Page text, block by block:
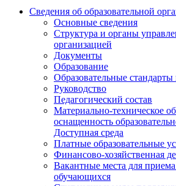
Сведения об образовательной
Основные сведения
Структура и органы
организацией
Документы
Образование
Образовательные стандарты
Руководство
Педагогический состав
Материально-техническое
оснащенность
Доступная среда
Платные образовательные
Финансово-хозяйственная
Вакантные места для
обучающихся